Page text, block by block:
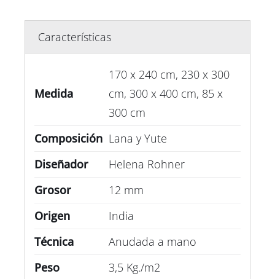
Características
Medida
170 x 240 cm, 230 x 300
cm, 300 x 400 cm, 85 x
300 cm
Composición Lana y Yute
Diseñador
Helena Rohner
Grosor
12 mm
Origen
India
Técnica
Anudada a mano
Peso
3,5 Kg./m2